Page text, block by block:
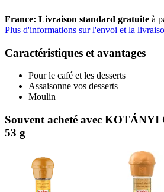
France: Livraison standard gratuite à
Plus d'informations sur l'envoi et la
Caractéristiques et avantages
Pour le café et les desserts
Assaisonne vos desserts
Moulin
Souvent acheté avec
53 g